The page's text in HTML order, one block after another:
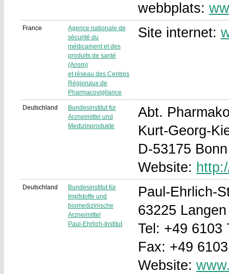
webbplats:
France
Agence nationale de
sécurité du
médicament et des
produits de santé
(Ansm)
et réseau des Centres
Régionaux de
Pharmacovigilance
Site internet:
Deutschland
Bundesinstitut für
Arzneimittel und
Medizinprodukte
Abt.
Kurt-Georg-
D-53175 Bonn
Website:
Deutschland
Bundesinstitut für
Impfstoffe und
biomedizinische
Arzneimittel
Paul-Ehrlich-Institut
Paul-Ehrlich-
63225 Langen
Tel: +49 6103
Fax: +49
Website: